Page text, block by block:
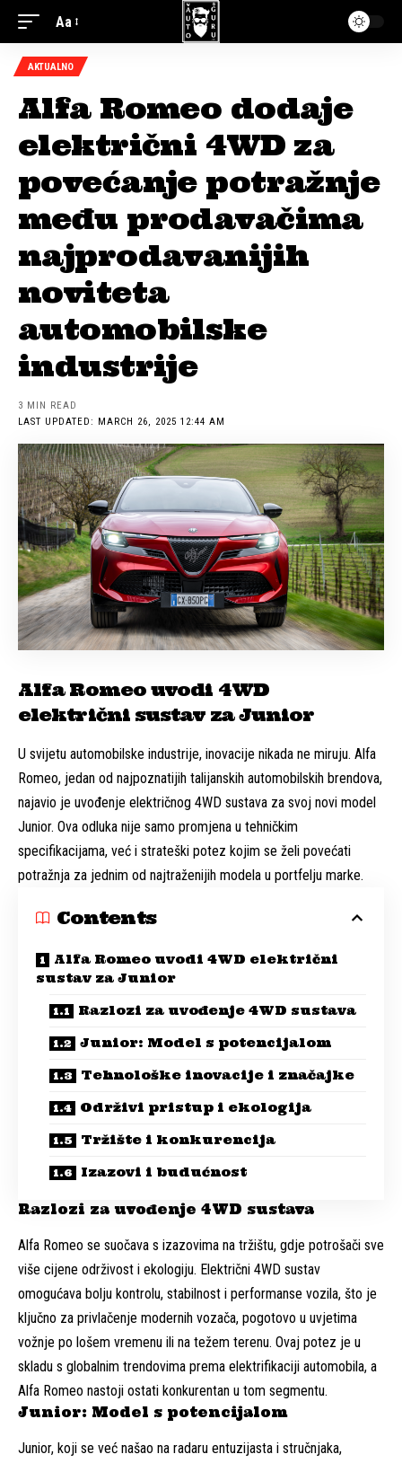
Aa
AKTUALNO
Alfa Romeo dodaje
električni 4WD za
povećanje potražnje
među prodavačima
najprodavanijih
noviteta
automobilske
industrije
LAST UPDATED: MARCH 26, 2025 12:44 AM
3 MIN READ
Alfa Romeo uvodi 4WD
električni sustav za Junior
U svijetu automobilske industrije, inovacije nikada ne miruju. Alfa
Romeo, jedan od najpoznatijih talijanskih automobilskih brendova,
najavio je uvođenje električnog 4WD sustava za svoj novi model
Junior. Ova odluka nije samo promjena u tehničkim
specifikacijama, već i strateški potez kojim se želi povećati
potražnja za jednim od najtraženijih modela u portfelju marke.
Contents
Alfa Romeo uvodi 4WD električni
sustav za Junior
Razlozi za uvođenje 4WD sustava
Junior: Model s potencijalom
Tehnološke inovacije i značajke
Održivi pristup i ekologija
Tržište i konkurencija
Izazovi i budućnost
Razlozi za uvođenje 4WD sustava
Alfa Romeo se suočava s izazovima na tržištu, gdje potrošači sve
više cijene održivost i ekologiju. Električni 4WD sustav
omogućava bolju kontrolu, stabilnost i performanse vozila, što je
ključno za privlačenje modernih vozača, pogotovo u uvjetima
vožnje po lošem vremenu ili na težem terenu. Ovaj potez je u
skladu s globalnim trendovima prema elektrifikaciji automobila, a
Alfa Romeo nastoji ostati konkurentan u tom segmentu.
Junior: Model s potencijalom
Junior, koji se već našao na radaru entuzijasta i stručnjaka,